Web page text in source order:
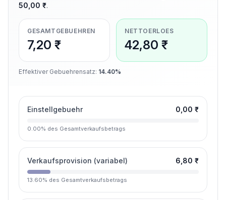
50,00 ₹.
GESAMTGEBUEHREN
7,20 ₹
NETTOERLOES
42,80 ₹
Effektiver Gebuehrensatz: 14.40%
Einstellgebuehr 0,00 ₹
0.00% des Gesamtverkaufsbetrags
Verkaufsprovision (variabel) 6,80 ₹
13.60% des Gesamtverkaufsbetrags